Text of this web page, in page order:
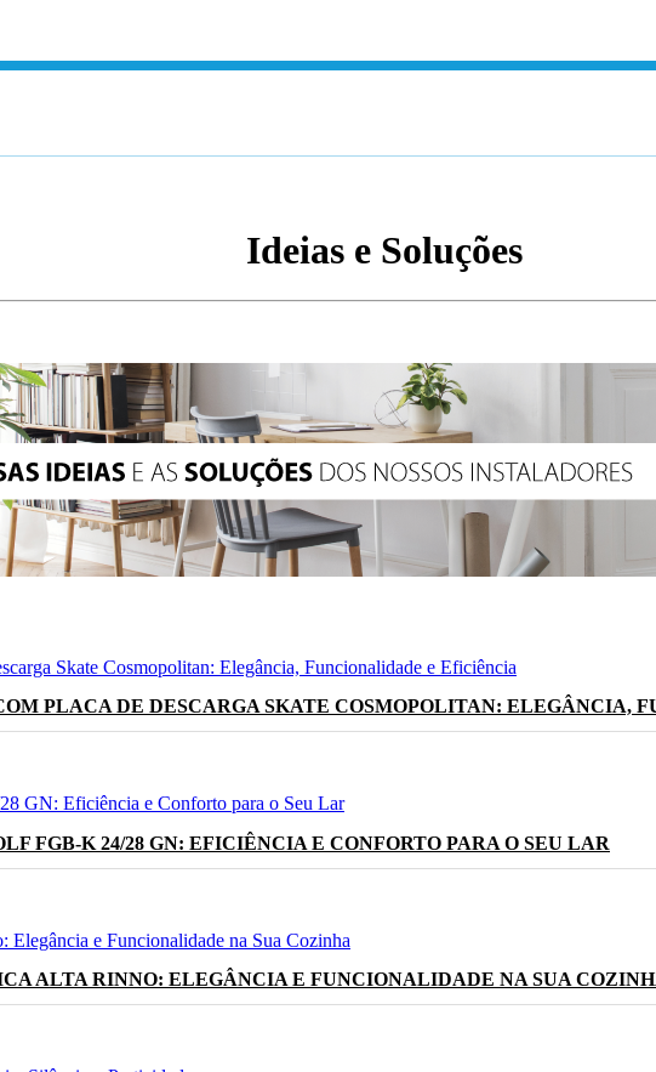
Ideias e Soluções
PLACA DE DESCARGA SKATE COSMOPOLITAN: ELEGÂNCIA,
FGB-K 24/28 GN: EFICIÊNCIA E CONFORTO PARA O SEU LAR
ALTA RINNO: ELEGÂNCIA E FUNCIONALIDADE NA SUA